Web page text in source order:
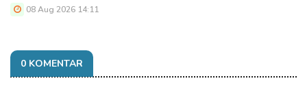
08 Aug 2026 14:11
0 KOMENTAR